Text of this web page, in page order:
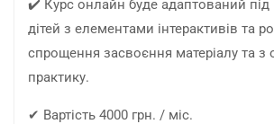
✔️ Курс онлайн буде адаптований під
дітей з елементами інтерактивів та
спрощення засвоєння матеріалу та з
практику.
✔ Вартість 4000 грн. / міс.